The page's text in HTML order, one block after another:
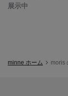
展示中
minne ホーム moris